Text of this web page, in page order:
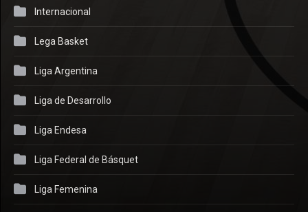
Internacional
Lega Basket
Liga Argentina
Liga de Desarrollo
Liga Endesa
Liga Federal de Básquet
Liga Femenina